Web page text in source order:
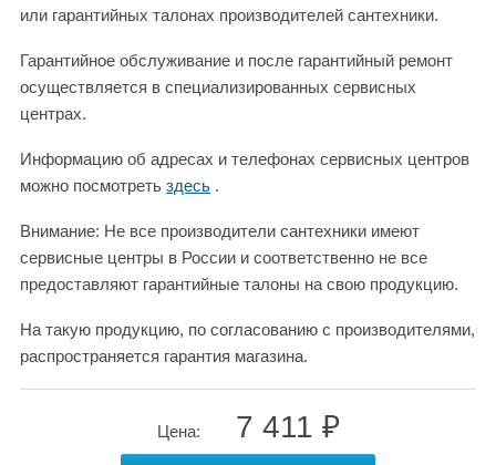
или гарантийных талонах производителей сантехники.
Гарантийное обслуживание и после гарантийный ремонт
осуществляется в специализированных сервисных
центрах.
Информацию об адресах и телефонах сервисных центров
можно посмотреть здесь .
Внимание: Не все производители сантехники имеют
сервисные центры в России и соответственно не все
предоставляют гарантийные талоны на свою продукцию.
На такую продукцию, по согласованию с производителями,
распространяется гарантия магазина.
Цена: 7 411 ₽